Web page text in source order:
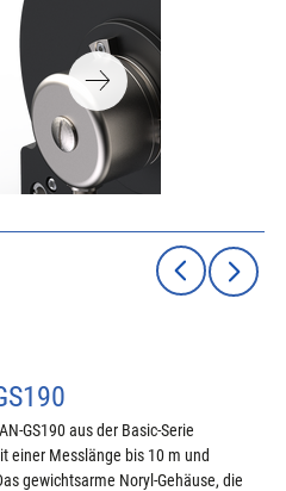
GS190 aus der Basic-Serie
einer Messlänge bis 10 m und
gewichtsarme Noryl-Gehäuse, die